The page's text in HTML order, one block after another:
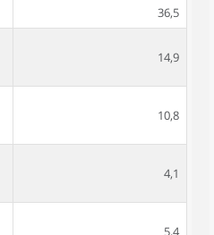
36,5
14,9
10,8
4,1
5,4